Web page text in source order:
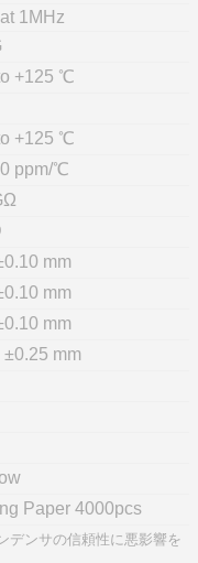
1MHz
+125 ℃
+125 ℃
ppm/℃
mm
mm
mm
±0.25 mm
Paper 4000pcs
デンサの信頼性に悪影響を